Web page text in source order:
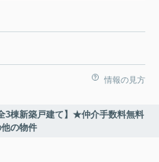
情報の見方
3棟新築戸建て】★仲介手数料無料
の物件